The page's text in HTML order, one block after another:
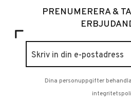
PRENUMERERA &
Dina personuppgifter